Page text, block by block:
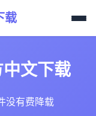
载
中文下载
没有费降载